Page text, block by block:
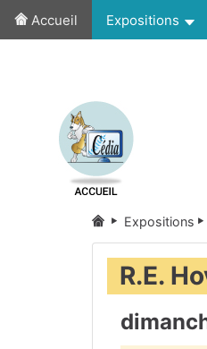
Accueil Expositions
Expositions
R.E.